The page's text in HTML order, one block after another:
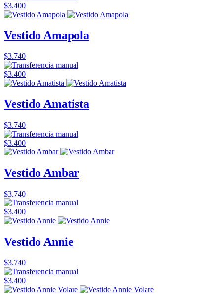
$3.400
Vestido Amapola
$3.740
$3.400
Vestido Amatista
$3.740
$3.400
Vestido Ambar
$3.740
$3.400
Vestido Annie
$3.740
$3.400